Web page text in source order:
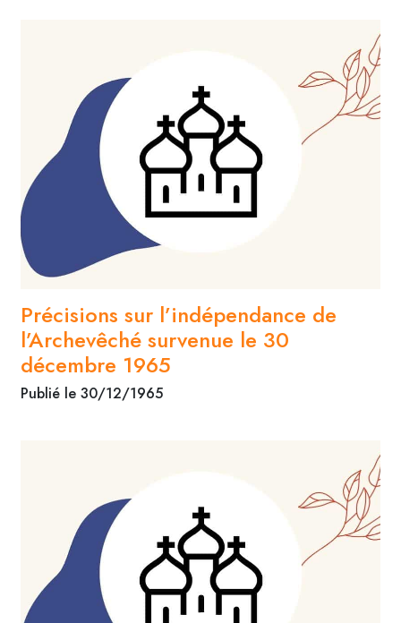
Précisions sur l’indépendance de
l’Archevêché survenue le 30
décembre 1965
Publié le 30/12/1965